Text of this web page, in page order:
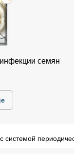
семян
системой